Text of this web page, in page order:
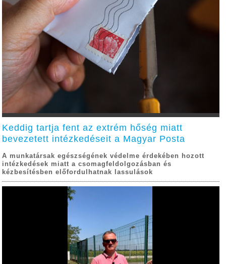
Keddig tartja fent az extrém hőség miatt
bevezetett intézkedéseit a Magyar Posta
A munkatársak egészségének védelme érdekében hozott
intézkedések miatt a csomagfeldolgozásban és
kézbesítésben előfordulhatnak lassulások